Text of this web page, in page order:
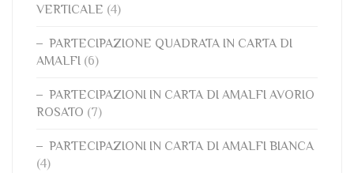
VERTICALE (4)
PARTECIPAZIONE QUADRATA IN CARTA DI
AMALFI (6)
PARTECIPAZIONI IN CARTA DI AMALFI AVORIO
ROSATO (7)
PARTECIPAZIONI IN CARTA DI AMALFI BIANCA
(4)